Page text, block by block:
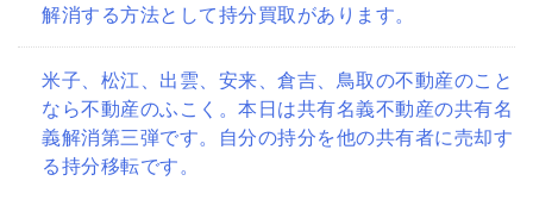
解消する方法として持分買取があります。
米子、松江、出雲、安来、倉吉、鳥取の不動産のこと
なら不動産のふこく。本日は共有名義不動産の共有名
義解消第三弾です。自分の持分を他の共有者に売却す
る持分移転です。